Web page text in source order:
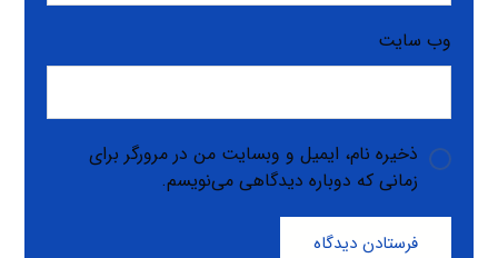
وب‌ سایت
ذخیره نام، ایمیل و وبسایت من در مرورگر برای
زمانی که دوباره دیدگاهی می‌نویسم.
فرستادن دیدگاه